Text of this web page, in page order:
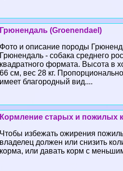
Грюнендаль (Groenendael)
Фото и описание породы
Грюнендаль - собака среднего
квадратного формата. Высота в
66 см, вес 28 кг.
имеет благородный вид....
Кормление старых и пожилых
Чтобы избежать ожирения
владелец должен или снизить
корма, или давать корм с